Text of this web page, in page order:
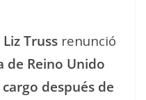
Liz Truss renunció
Reino Unido
después de